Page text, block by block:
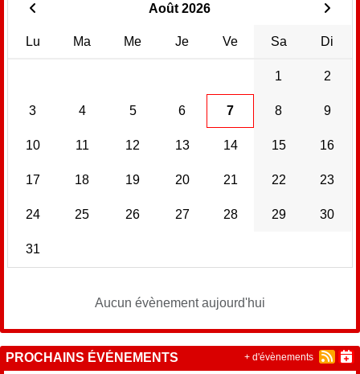
Août 2026
Lu Ma Me Je Ve Sa Di
1 2
3 4 5 6 7 8 9
10 11 12 13 14 15 16
17 18 19 20 21 22 23
24 25 26 27 28 29 30
31
Aucun évènement aujourd'hui
PROCHAINS ÉVÉNEMENTS + d'évènements